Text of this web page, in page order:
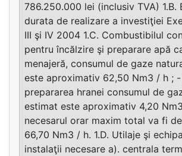
786.250.000 lei (inclusiv TVA) 1.B.
durata de realizare a investiţiei
III şi IV 2004 1.C. Combustibilul
pentru încălzire şi preparare apă
menajeră, consumul de gaze
este aproximativ 62,50 Nm3 / h ;
prepararea hranei consumul de
estimat este aproximativ 4,20
necesarul orar maxim total va fi
66,70 Nm3 / h. 1.D. Utilaje şi
instalaţii necesare a). centrala